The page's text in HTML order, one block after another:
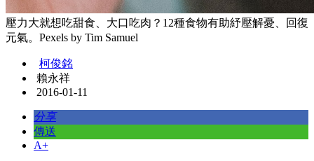
壓力大就想吃甜食、大口吃肉？12種食物有助紓壓解憂、回復
元氣。Pexels by Tim Samuel
柯俊銘
賴永祥
2016-01-11
分享
傳送
A+